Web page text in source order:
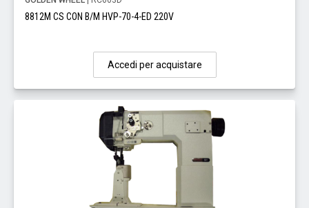
8812M CS CON B/M HVP-70-4-ED 220V
Accedi per acquistare